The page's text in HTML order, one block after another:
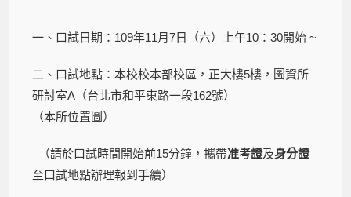
一、口試日期：109年11月7日（六）上午10：30開始 ~
二、口試地點：本校校本部校區，正大樓5樓，圖資所
研討室A（台北市和平東路一段162號）
（本所位置圖 ）
（請於口試時間開始前15分鐘，攜帶准考證及身分證
至口試地點辦理報到手續）